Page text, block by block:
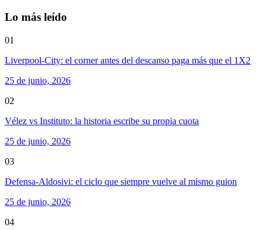
Lo más leído
01
Liverpool-City: el corner antes del descanso paga más que el 1X2
25 de junio, 2026
02
Vélez vs Instituto: la historia escribe su propia cuota
25 de junio, 2026
03
Defensa-Aldosivi: el ciclo que siempre vuelve al mismo guion
25 de junio, 2026
04